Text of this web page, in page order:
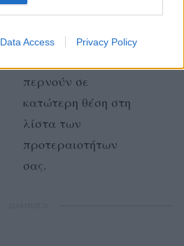
Data Access Privacy Policy
Επαγγελματικά
θέματα ή
περνούν σε
κατώτερη θέση στη
λίστα των
προτεραιοτήτων
σας.